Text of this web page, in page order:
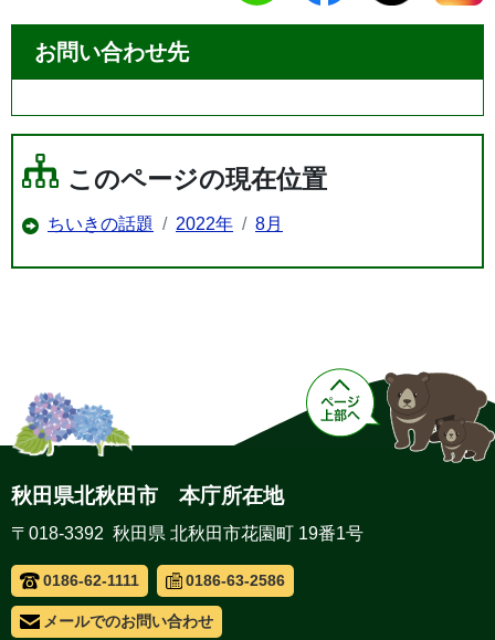
お問い合わせ先
このページの現在位置
ちいきの話題 2022年 8月
秋田県北秋田市 本庁所在地
〒018-3392 秋田県 北秋田市花園町 19番1号
0186-62-1111 0186-63-2586
メールでのお問い合わせ